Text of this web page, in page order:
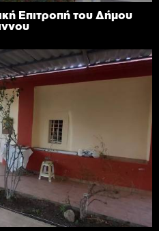
Επιτροπή του Δήμου